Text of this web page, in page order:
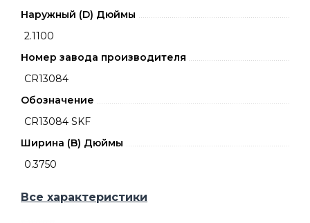
Наружный (D) Дюймы
2.1100
Номер завода производителя
CR13084
Обозначение
CR13084 SKF
Ширина (B) Дюймы
0.3750
Все характеристики